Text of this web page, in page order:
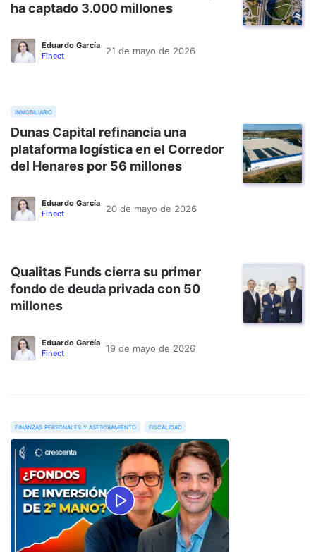
ha captado 3.000 millones
Eduardo García
Finect
21 de mayo de 2026
inmobiliario
Dunas Capital refinancia una
plataforma logística en el Corredor
del Henares por 56 millones
Eduardo García
Finect
20 de mayo de 2026
Qualitas Funds cierra su primer
fondo de deuda privada con 50
millones
Eduardo García
Finect
19 de mayo de 2026
finanzas personales y asesoramiento fiscalidad